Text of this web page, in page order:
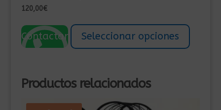
120,00€
Contactar Seleccionar opciones
tiene
Productos relacionados